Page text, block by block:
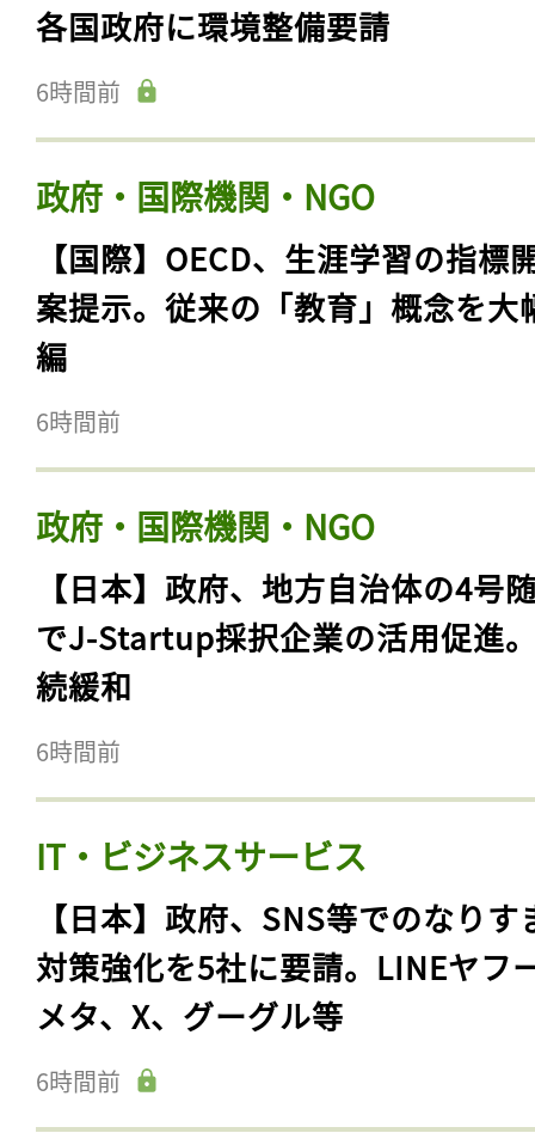
各国政府に環境整備要請
6時間前
政府・国際機関・NGO
【国際】OECD、生涯学習の指標
案提示。従来の「教育」概念を大
編
6時間前
政府・国際機関・NGO
【日本】政府、地方自治体の4号
でJ-Startup採択企業の活用促進
続緩和
6時間前
IT・ビジネスサービス
【日本】政府、SNS等でのなりす
対策強化を5社に要請。LINEヤフ
メタ、X、グーグル等
6時間前